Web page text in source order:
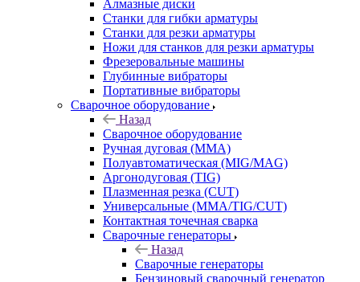
Алмазные диски
Станки для гибки арматуры
Станки для резки арматуры
Ножи для станков для резки арматуры
Фрезеровальные машины
Глубинные вибраторы
Портативные вибраторы
Сварочное оборудование
Назад
Сварочное оборудование
Ручная дуговая (MMA)
Полуавтоматическая (MIG/MAG)
Аргонодуговая (TIG)
Плазменная резка (CUT)
Универсальные (MMA/TIG/CUT)
Контактная точечная сварка
Сварочные генераторы
Назад
Сварочные генераторы
Бензиновый сварочный генератор